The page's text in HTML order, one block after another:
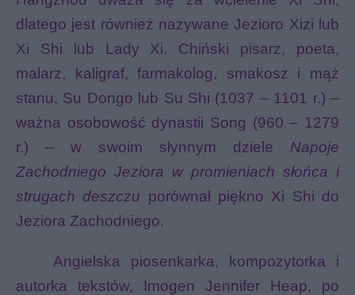
dlatego jest również nazywane Jezioro Xizi lub
Xi Shi lub Lady Xi.
Chiński pisarz, poeta,
malarz, kaligraf, farmakolog, smakosz i mąż
stanu, Su Dongo lub Su Shi (1037 – 1101 r.) –
ważna osobowość dynastii Song (960 – 1279
r.) – w swoim słynnym dziele Napoje
Zachodniego Jeziora w promieniach słońca i
strugach deszczu porównał piękno Xi Shi do
Jeziora Zachodniego.
Angielska piosenkarka, kompozytorka i
autorka tekstów, Imogen Jennifer Heap, po